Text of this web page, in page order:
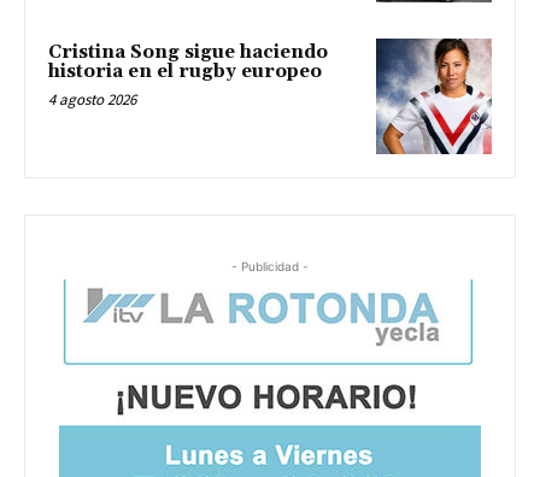
Cristina Song sigue haciendo
historia en el rugby europeo
4 agosto 2026
- Publicidad -